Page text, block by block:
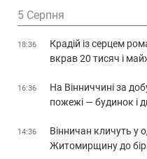
5 Серпня
18:36
Крадій із серцем
вкрав 20 тисяч і
16:36
На Вінниччині за
пожежі — будинок і
14:36
Вінничан кличуть у
Житомирщину до